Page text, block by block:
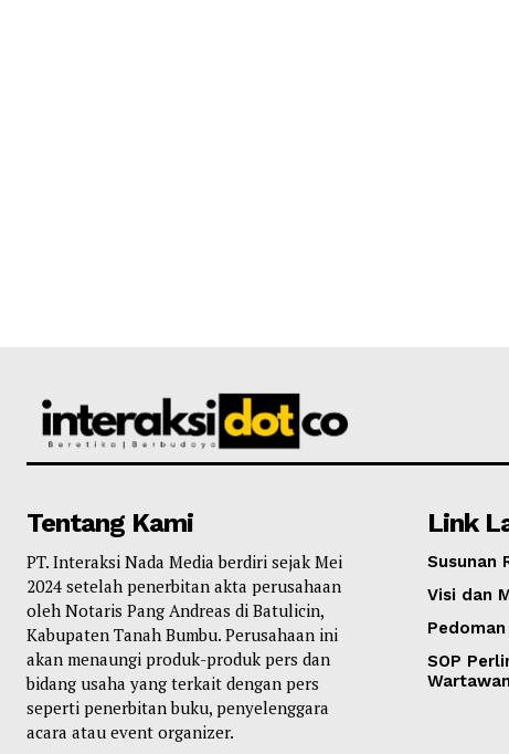
Tentang Kami
PT. Interaksi Nada Media berdiri sejak Mei
2024 setelah penerbitan akta perusahaan
oleh Notaris Pang Andreas di Batulicin,
Kabupaten Tanah Bumbu. Perusahaan ini
akan menaungi produk-produk pers dan
bidang usaha yang terkait dengan pers
seperti penerbitan buku, penyelenggara
acara atau event organizer.
Link
Susunan
Visi dan
SOP
Wartawan